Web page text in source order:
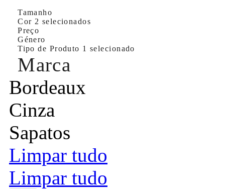
Tamanho
Cor 2 selecionados
Preço
Género
Tipo de Produto 1 selecionado
Marca
Bordeaux
Cinza
Sapatos
Limpar tudo
Limpar tudo